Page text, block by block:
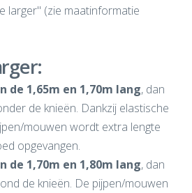
larger" (zie maatinformatie
de 1,65m en 1,70m lang, dan
de knieën. Dankzij elastische
mouwen wordt extra lengte
opgevangen.
de 1,70m en 1,80m lang, dan
de knieën. De pijpen/mouwen